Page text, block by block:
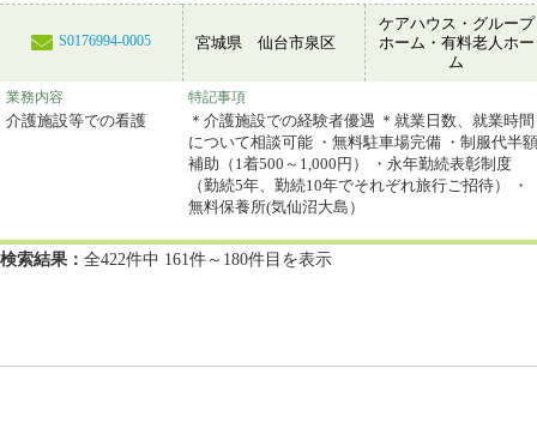
S0176994-0005 宮城県 仙台市泉区
ケアハウス・グループ
ホーム・有料老人ホー
ム
業務内容
介護施設等での看護
特記事項
＊介護施設での経験者優遇 ＊就業日数、就業時間
について相談可能 ・無料駐車場完備 ・制服代半額
補助（1着500～1,000円） ・永年勤続表彰制度
（勤続5年、勤続10年でそれぞれ旅行ご招待） ・
無料保養所(気仙沼大島）
検索結果： 全422件中 161件～180件目を表示